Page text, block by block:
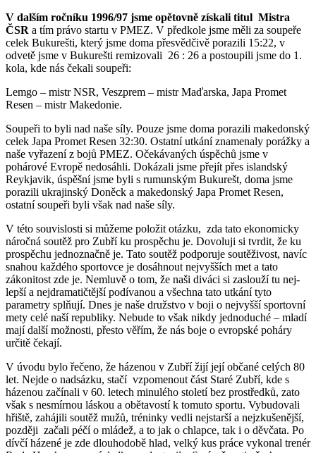
V dalším ročníku 1996/97 jsme opětovně získali titul Mistra
ČSR a tím právo startu v PMEZ. V předkole jsme měli za sou­peře
celek Bukurešti, který jsme doma přesvědčivě porazili 15:22, v
odvetě jsme v Bukurešti remizovali 26 : 26 a postoupili jsme do 1.
kola, kde nás čekali soupeři:
Lemgo – mistr NSR, Veszprem – mistr Maďarska, Japa Promet
Resen – mistr Makedonie.
Soupeři to byli nad naše síly. Pouze jsme doma porazili makedonský
celek Japa Promet Resen 32:30. Ostatní utkání znamenaly porážky a
naše vyřazení z bojů PMEZ. Očekávaných úspěchů jsme v
pohárové Evropě nedosáhli. Dokázali jsme přejít přes islandský
Reykjavik, úspěšní jsme byli s rumun­ským Bukurešt, doma jsme
porazili ukrajinský Doněck a makedonský Japa Promet Resen,
ostatní soupeři byli však nad naše síly.
V této souvislosti si můžeme položit otázku, zda tato ekonomicky
náročná soutěž pro Zubří ku prospěchu je. Dovoluji si tvrdit, že ku
prospěchu jednoznačně je. Tato soutěž podporuje soutěživost, navíc
snahou každého sportovce je dosáhnout nejvyšších met a tato
zákon­itost zde je. Nemluvě o tom, že naši diváci si zaslouží tu nej­
lepší a nejdramatičtější podívanou a všechna tato utkání tyto
parametry splňují. Dnes je naše družstvo v boji o nejvyšší sportovní
mety celé naší republiky. Nebude to však nikdy jedno­duché – mladí
mají další možnosti, přesto věřím, že nás boje o evropské poháry
určitě čekají.
V úvodu bylo řečeno, že házenou v Zubří žijí její občané celých 80
let. Nejde o nadsázku, stačí vzpomenout část Staré Zubří, kde s
házenou začínali v 60. letech minulého století bez prostředků, zato
však s nesmírnou láskou a obětavostí k tomuto sportu. Vybu­dovali
hřiště, zahájili soutěž mužů, tréninky vedli nejstarší a nejzkušenější,
později začali péčí o mládež, a to jak o chlapce, tak i o děvčata. Po
dívčí házené je zde dlouhodobě hlad, velký kus práce vykonal trenér